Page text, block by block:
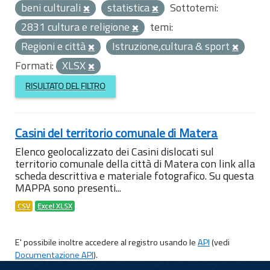
beni culturali
statistica
Sottotemi:
2831 cultura e religione
temi:
Regioni e città
Istruzione,cultura & sport
Formati: XLSX
RISULTATO DEL FILTRO
Casini del territorio comunale di Matera
Elenco geolocalizzato dei Casini dislocati sul
territorio comunale della città di Matera con link alla
scheda descrittiva e materiale fotografico. Su questa
MAPPA sono presenti...
CSV Excel XLSX
E' possibile inoltre accedere al registro usando leAPI(vedi
Documentazione API).